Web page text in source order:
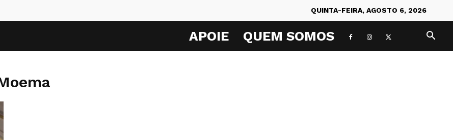
QUINTA-FEIRA, AGOSTO 6, 2026
APOIE QUEM SOMOS